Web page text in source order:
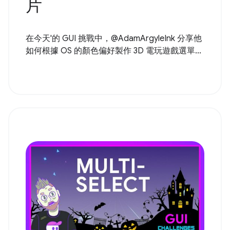
片
在今天'的 GUI 挑戰中，@AdamArgyleInk 分享他
如何根據 OS 的顏色偏好製作 3D 電玩遊戲選單...